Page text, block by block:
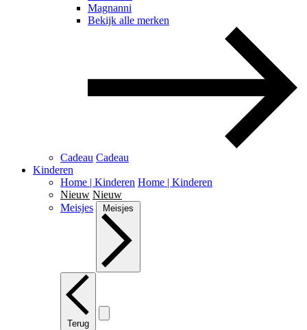
Magnanni
Bekijk alle merken
Cadeau Cadeau
Kinderen
Home | Kinderen Home | Kinderen
Nieuw Nieuw
Meisjes
Meisjes
Terug